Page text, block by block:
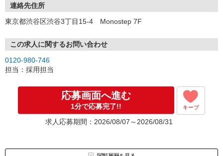
★スマホでWEB面接（LINEなど）・出張面接・事務所面接と選べま
す
③面接実施（履歴書不要）
※ご希望があれば、職場見学の調整もOKです！
お気軽にご応募ください♪
連絡先住所
東京都渋谷区渋谷3丁目15-4 Monostep 7F
この求人に関するお問い合わせ
0120-980-746
担当：採用担当
応募画面へ進む
1分で応募完了!! キープ
求人応募期間：2026/08/07～2026/08/31